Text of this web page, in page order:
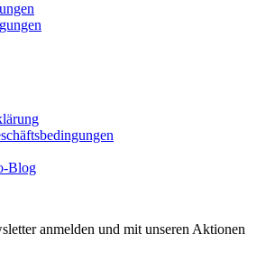
Blog
anmelden und mit unseren Aktionen